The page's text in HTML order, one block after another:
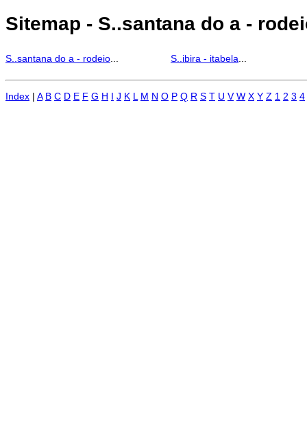
Sitemap - S..santana do a -
S..santana do a - rodeio S..ibira - itabela
Index | A B C D E F G H I J K L M N O P Q R S T U V W X Y Z 1 2 3 4